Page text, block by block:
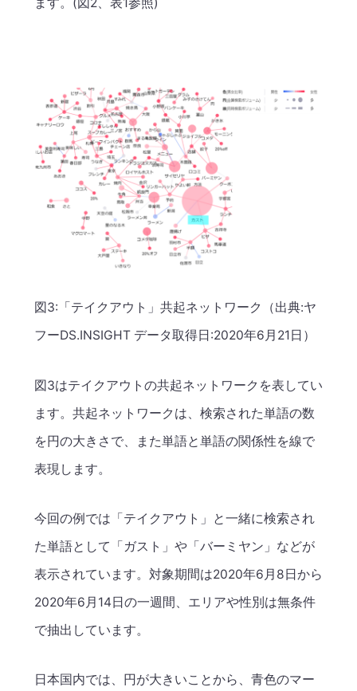
図3:「テイクアウト」共起ネットワーク（出典:ヤ
フーDS.INSIGHT データ取得日:2020年6月21日）
図3はテイクアウトの共起ネットワークを表してい
ます。共起ネットワークは、検索された単語の数
を円の大きさで、また単語と単語の関係性を線で
表現します。
今回の例では「テイクアウト」と一緒に検索され
た単語として「ガスト」や「バーミヤン」などが
表示されています。対象期間は2020年6月8日から
2020年6月14日の一週間、エリアや性別は無条件
で抽出しています。
日本国内では、円が大きいことから、青色のマー